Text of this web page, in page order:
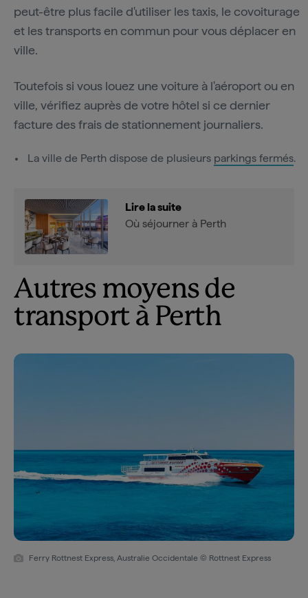
peut-être plus facile d'utiliser les taxis, le covoiturage
et les transports en commun pour vous déplacer en
ville.
Toutefois si vous louez une voiture à l'aéroport ou en
ville, vérifiez auprès de votre hôtel si ce dernier
facture des frais de stationnement journaliers.
La ville de Perth dispose de plusieurs parkings fermés.
Lire la suite
Où séjourner à Perth
Autres moyens de
transport à Perth
Ferry Rottnest Express, Australie Occidentale © Rottnest Express